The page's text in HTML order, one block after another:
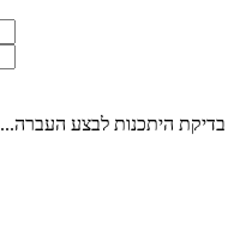
בדיקת היתכנות לבצע העברה...